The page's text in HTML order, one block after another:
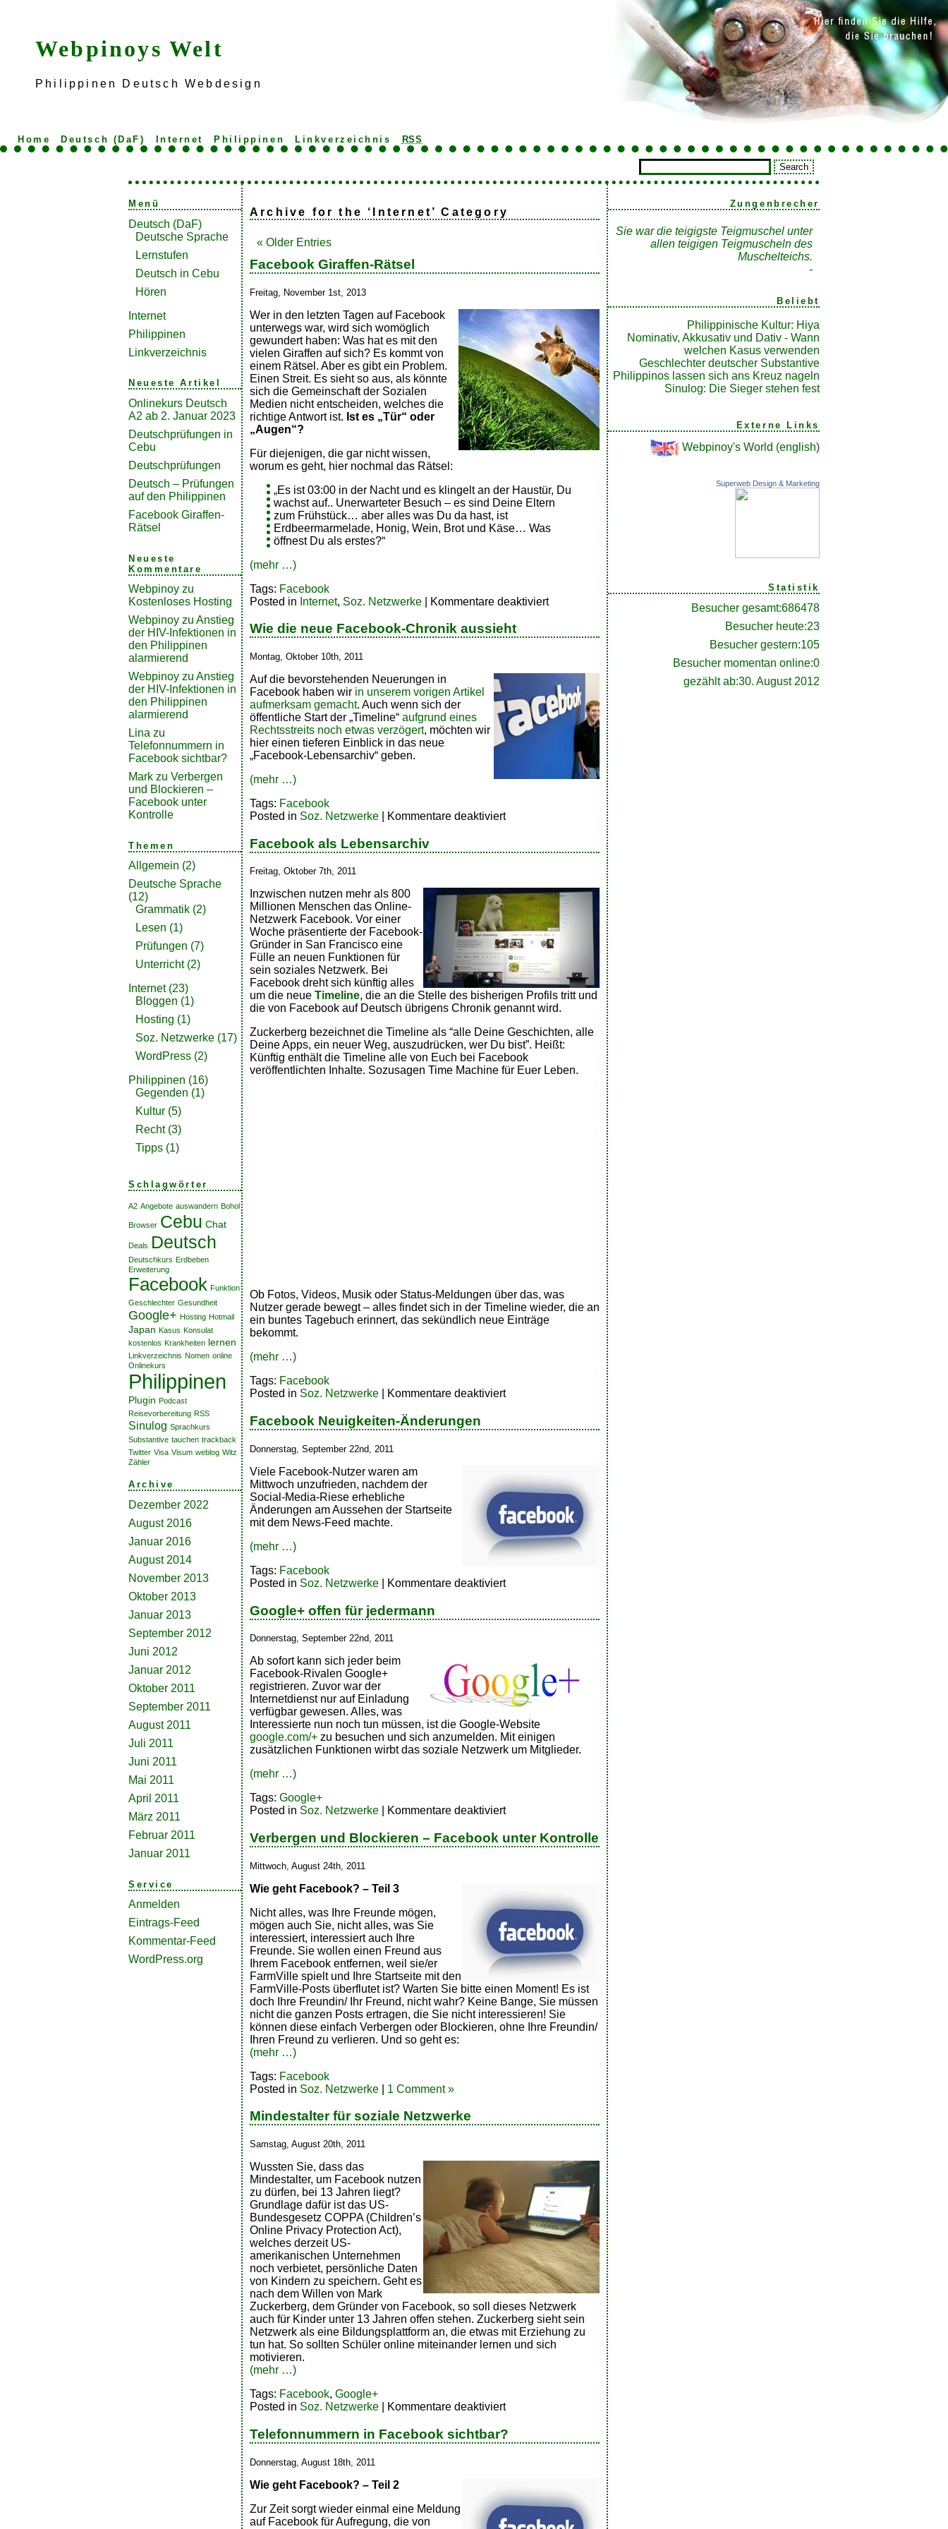
Webpinoys Welt
Philippinen Deutsch Webdesign
Home Deutsch (DaF) Internet Philippinen Linkverzeichnis RSS
Menü
Deutsch (DaF)
Deutsche Sprache
Lernstufen
Deutsch in Cebu
Hören
Internet
Philippinen
Linkverzeichnis
Neueste Artikel
Onlinekurs Deutsch
A2 ab 2. Januar 2023
Deutschprüfungen in
Cebu
Deutschprüfungen
Deutsch – Prüfungen
auf den Philippinen
Facebook Giraffen-
Rätsel
Neueste
Kommentare
Webpinoy zu
Kostenloses Hosting
Webpinoy zu Anstieg
der HIV-Infektionen in
den Philippinen
alarmierend
Webpinoy zu Anstieg
der HIV-Infektionen in
den Philippinen
alarmierend
Lina zu
Telefonnummern in
Facebook sichtbar?
Mark zu Verbergen
und Blockieren –
Facebook unter
Kontrolle
Themen
Allgemein (2)
Deutsche Sprache
(12)
Grammatik (2)
Lesen (1)
Prüfungen (7)
Unterricht(2)
Internet(23)
Bloggen (1)
Hosting (1)
Soz. Netzwerke (17)
WordPress (2)
Philippinen (16)
Gegenden (1)
Kultur (5)
Recht(3)
Tipps (1)
Schlagwörter
A2 Angebote auswandern Bohol
Browser Cebu Chat
Deals Deutsch
Deutschkurs Erdbeben
Erweiterung
Facebook Funktion
Geschlechter Gesundheit
Google+ Hosting Hotmail
Japan Kasus Konsulat
kostenlos Krankheiten lernen
Linkverzeichnis Nomen online
Onlinekurs
Philippinen
Plugin Podcast
Reisevorbereitung RSS
Sinulog Sprachkurs
Substantive tauchen trackback
Twitter Visa Visum weblog Witz
Zähler
Archive
Dezember 2022
August 2016
Januar 2016
August 2014
November 2013
Oktober 2013
Januar 2013
September 2012
Juni 2012
Januar 2012
Oktober 2011
September 2011
August 2011
Juli 2011
Juni 2011
Mai 2011
April 2011
März 2011
Februar 2011
Januar 2011
Service
Anmelden
Eintrags-Feed
Kommentar-Feed
WordPress.org
Archive for the ‘Internet’ Category
« Older Entries
Facebook Giraffen-Rätsel
Freitag, November 1st, 2013
Wer in den letzten Tagen auf Facebook
unterwegs war, wird sich womöglich
gewundert haben: Was hat es mit den
vielen Giraffen auf sich? Es kommt von
einem Rätsel. Aber es gibt ein Problem.
Einen Streit. Es sieht so aus, als könnte
sich die Gemeinschaft der Sozialen
Medien nicht entscheiden, welches die
richtige Antwort ist. Ist es „Tür“ oder
„Augen“?
Für diejenigen, die gar nicht wissen,
worum es geht, hier nochmal das Rätsel:
„Es ist 03:00 in der Nacht und es klingelt an der Haustür, Du
wachst auf.. Unerwarteter Besuch – es sind Deine Eltern
zum Frühstück… aber alles was Du da hast, ist
Erdbeermarmelade, Honig, Wein, Brot und Käse… Was
öffnest Du als erstes?“
(mehr …)
Tags: Facebook
Posted in Internet, Soz. Netzwerke Kommentare deaktiviertfür
Rätsel
Wie die neue Facebook-Chronik aussieht
Montag, Oktober 10th, 2011
Auf die bevorstehenden Neuerungen in
Facebook haben wir in unserem vorigen Artikel
aufmerksam gemacht. Auch wenn sich der
öffentliche Start der „Timeline“ aufgrund eines
Rechtsstreits noch etwas verzögert, möchten wir
hier einen tieferen Einblick in das neue
„Facebook-Lebensarchiv“ geben.
(mehr …)
Tags: Facebook
Posted in Soz. Netzwerke Kommentare deaktiviertfür
neue
aussieht
Facebook als Lebensarchiv
Freitag, Oktober 7th, 2011
Inzwischen nutzen mehr als 800
Millionen Menschen das Online-
Netzwerk Facebook. Vor einer
Woche präsentierte der Facebook-
Gründer in San Francisco eine
Fülle an neuen Funktionen für
sein soziales Netzwerk. Bei
Facebook dreht sich künftig alles
um die neue Timeline, die an die Stelle des bisherigen Profils tritt und
die von Facebook auf Deutsch übrigens Chronik genannt wird.
Zuckerberg bezeichnet die Timeline als “alle Deine Geschichten, alle
Deine Apps, ein neuer Weg, auszudrücken, wer Du bist”. Heißt:
Künftig enthält die Timeline alle von Euch bei Facebook
veröffentlichten Inhalte. Sozusagen Time Machine für Euer Leben.
Ob Fotos, Videos, Musik oder Status-Meldungen über das, was
Nutzer gerade bewegt – alles findet sich in der Timeline wieder, die an
ein buntes Tagebuch erinnert, das sekündlich neue Einträge
bekommt.
(mehr …)
Tags: Facebook
Posted in Soz. Netzwerke Kommentare deaktiviertfür
Lebensarchiv
Facebook Neuigkeiten-Änderungen
Donnerstag, September 22nd, 2011
Viele Facebook-Nutzer waren am
Mittwoch unzufrieden, nachdem der
Social-Media-Riese erhebliche
Änderungen am Aussehen der Startseite
mit dem News-Feed machte.
(mehr …)
Tags: Facebook
Posted in Soz. Netzwerke Kommentare deaktiviertfür
Änderungen
Google+ offen für jedermann
Donnerstag, September 22nd, 2011
Ab sofort kann sich jeder beim
Facebook-Rivalen Google+
registrieren. Zuvor war der
Internetdienst nur auf Einladung
verfügbar gewesen. Alles, was
Interessierte nun noch tun müssen, ist die Google-Website
google.com/+ zu besuchen und sich anzumelden. Mit einigen
zusätzlichen Funktionen wirbt das soziale Netzwerk um Mitglieder.
(mehr …)
Tags: Google+
Posted in Soz. Netzwerke Kommentare deaktiviertfür
offen
für
Verbergen und Blockieren – Facebook unter Kontrolle
Mittwoch, August 24th, 2011
Wie geht Facebook? – Teil 3
Nicht alles, was Ihre Freunde mögen,
mögen auch Sie, nicht alles, was Sie
interessiert, interessiert auch Ihre
Freunde. Sie wollen einen Freund aus
Ihrem Facebook entfernen, weil sie/er
FarmVille spielt und Ihre Startseite mit den
FarmVille-Posts überflutet ist? Warten Sie bitte einen Moment! Es ist
doch Ihre Freundin/ Ihr Freund, nicht wahr? Keine Bange, Sie müssen
nicht die ganzen Posts ertragen, die Sie nicht interessieren! Sie
können diese einfach Verbergen oder Blockieren, ohne Ihre Freundin/
Ihren Freund zu verlieren. Und so geht es:
(mehr …)
Tags: Facebook
Posted in Soz. Netzwerke 1 Comment »
Mindestalter für soziale Netzwerke
Samstag, August 20th, 2011
Wussten Sie, dass das
Mindestalter, um Facebook nutzen
zu dürfen, bei 13 Jahren liegt?
Grundlage dafür ist das US-
Bundesgesetz COPPA (Children’s
Online Privacy Protection Act),
welches derzeit US-
amerikanischen Unternehmen
noch verbietet, persönliche Daten
von Kindern zu speichern. Geht es
nach dem Willen von Mark
Zuckerberg, dem Gründer von Facebook, so soll dieses Netzwerk
auch für Kinder unter 13 Jahren offen stehen. Zuckerberg sieht sein
Netzwerk als eine Bildungsplattform an, die etwas mit Erziehung zu
tun hat. So sollten Schüler online miteinander lernen und sich
motivieren.
(mehr …)
Tags: Facebook, Google+
Posted in Soz. Netzwerke Kommentare deaktiviertfür
für
soziale
Telefonnummern in Facebook sichtbar?
Donnerstag, August 18th, 2011
Wie geht Facebook? – Teil 2
Zur Zeit sorgt wieder einmal eine Meldung
auf Facebook für Aufregung, die von
Zungenbrecher
Sie war die teigigste Teigmuschel unter
allen teigigen Teigmuscheln des
Muschelteichs.
-
Beliebt
Philippinische Kultur: Hiya
Nominativ, Akkusativ und Dativ - Wann
welchen Kasus verwenden
Geschlechter deutscher Substantive
Philippinos lassen sich ans Kreuz nageln
Sinulog: Die Sieger stehen fest
Externe Links
Webpinoy's World (english)
Superweb Design & Marketing
Statistik
686478
Besucher gesamt:
23
Besucher heute:
105
Besucher gestern:
0
Besucher momentan online:
30. August 2012
gezählt ab: